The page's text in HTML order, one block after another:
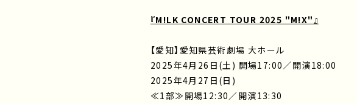
『M!LK CONCERT TOUR 2025 "M!X"』
【愛知】愛知県芸術劇場 大ホール
2025年4月26日(土) 開場17:00／開演18:00
2025年4月27日(日)
≪1部≫開場12:30／開演13:30